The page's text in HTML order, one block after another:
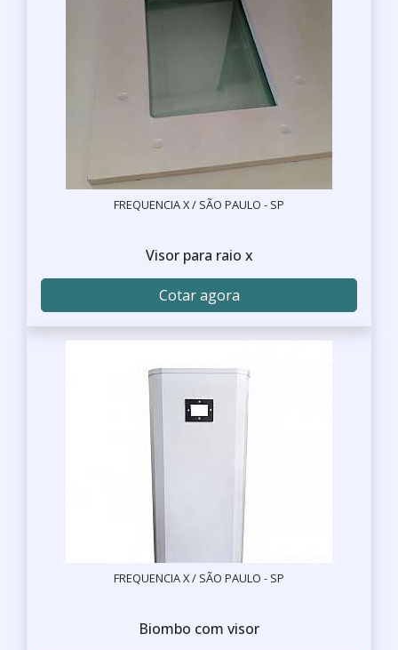
FREQUENCIA X / SÃO PAULO - SP
Visor para raio x
Cotar agora
FREQUENCIA X / SÃO PAULO - SP
Biombo com visor